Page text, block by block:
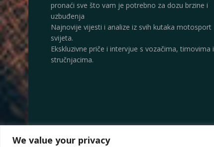
We value your privacy
pronaći sve što vam je potrebno za dozu brzine i
uzbuđenja
Najnovije vijesti i analize iz svih kutaka motosport
svijeta.
Ekskluzivne priče i intervjue s vozačima, timovima i
stručnjacima.